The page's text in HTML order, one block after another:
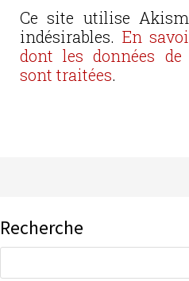
Ce site utilise
indésirables. En
dont les données
sont traitées.
Recherche